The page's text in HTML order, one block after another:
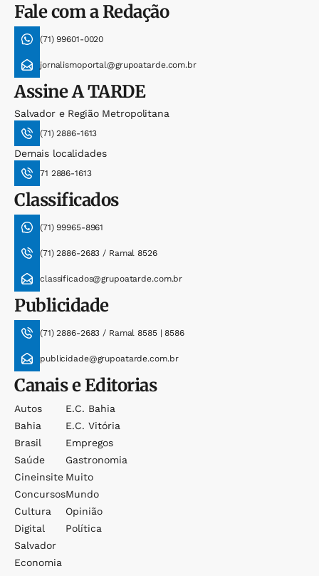
Fale com a Redação
(71) 99601-0020
jornalismoportal@grupoatarde.com.br
AssineA TARDE
Salvador e Região Metropolitana
(71) 2886-1613
Demais localidades
71 2886-1613
Classificados
(71) 99965-8961
(71) 2886-2683 / Ramal 8526
classificados@grupoatarde.com.br
Publicidade
(71) 2886-2683 / Ramal 8585 | 8586
publicidade@grupoatarde.com.br
Canais e Editorias
Autos
Bahia
Brasil
Saúde
Cineinsite
Concursos
Cultura
Digital
Salvador
Economia
E.c. Bahia
E.c. Vitória
Empregos
Gastronomia
Muito
Mundo
Opinião
Política